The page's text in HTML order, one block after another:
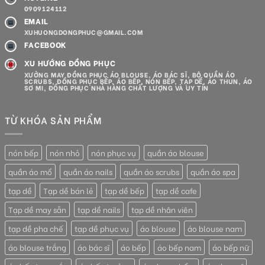
0909124112
EMAIL
XUHUONGDONGPHUC@GMAIL.COM
FACEBOOK
XU HƯỚNG ĐỒNG PHỤC
XƯỞNG MAY ĐỒNG PHỤC ÁO BLOUSE, ÁO BÁC SĨ, BỘ QUẦN ÁO
SCRUBS, ĐỒNG PHỤC BẾP, ÁO BẾP, NÓN BẾP, TẠP DỀ, ÁO THUN, ÁO
SƠ MI, ĐỒNG PHỤC NHÀ HÀNG CHẤT LƯỢNG VÀ UY TÍN
TỪ KHÓA SẢN PHẨM
nón bếp nón nhỏ nón phục vụ
quần áo blouse
quần áo mổ
quần áo nails quần áo scrubs
quần áo spa
tạp dề
Tạp dề bán lẻ tạp dề bếp
tạp dề cafe
Tạp dề may sẵn
tạp dề nails
tạp dề nhân viên
tạp dề pha chế
tạp dề phục vụ áo blouse
áo blouse nam
áo blouse trắng
áo bác sĩ áo bếp áo bếp nam
áo bếp nữ